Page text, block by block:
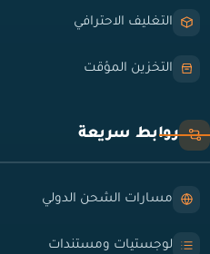
التغليف الاحترافي
التخزين المؤقت
روابط سريعة
مسارات الشحن الدولي
لوجستيات ومستندات